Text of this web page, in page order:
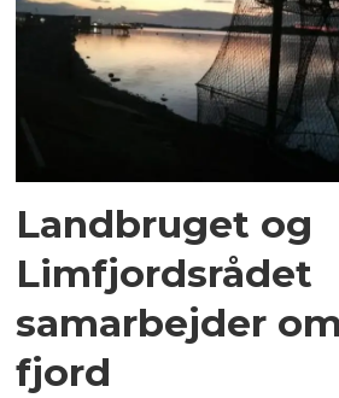
Landbruget og
Limfjordsrådet
samarbejder
fjord